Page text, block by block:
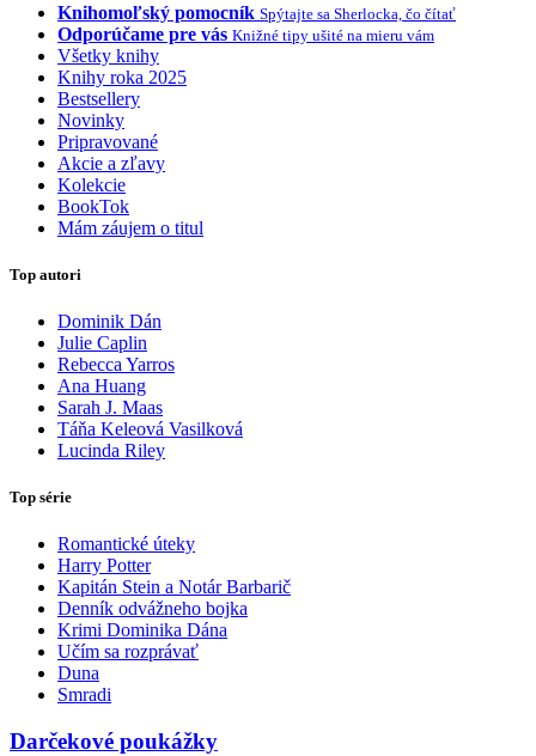
Knihomoľský pomocník Spýtajte sa Sherlocka, čo čítať
Odporúčame pre vás Knižné tipy ušité na mieru vám
Všetky knihy
Knihy roka 2025
Bestsellery
Novinky
Pripravované
Akcie a zľavy
Kolekcie
BookTok
Mám záujem o titul
Top autori
Dominik Dán
Julie Caplin
Rebecca Yarros
Ana Huang
Sarah J. Maas
Táňa Keleová Vasilková
Lucinda Riley
Top série
Romantické úteky
Harry Potter
Kapitán Stein a Notár Barbarič
Denník odvážneho bojka
Krimi Dominika Dána
Učím sa rozprávať
Duna
Smradi
Darčekové poukážky